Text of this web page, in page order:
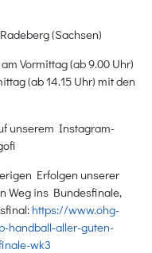
(Sachsen)
Vormittag (ab 9.00 Uhr)
(ab 14.15 Uhr) mit den
unserem Instagram-
Erfolgen unserer
Weg ins Bundesfinale,
https://www.ohg-
handball-aller-guten-
wk3